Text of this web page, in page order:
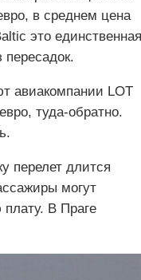
в среднем цена
это единственная
авиакомпании LOT
туда-обратно.
перелет длится
могут
плату. В Праге